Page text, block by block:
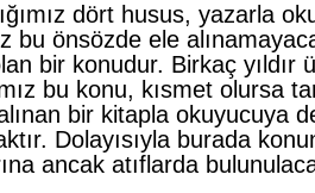
dört husus, yazarla
bu önsözde ele
bir konudur. Birkaç yıldır
bu konu, kısmet olursa
bir kitapla okuyucuya
Dolayısıyla burada
ancak atıflarda